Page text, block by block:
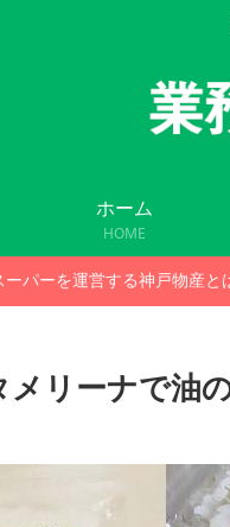
ホーム
HOME
パーを運営する神戸物産
リーナで油